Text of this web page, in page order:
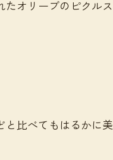
オリーブのピクルス
と比べてもはるかに美